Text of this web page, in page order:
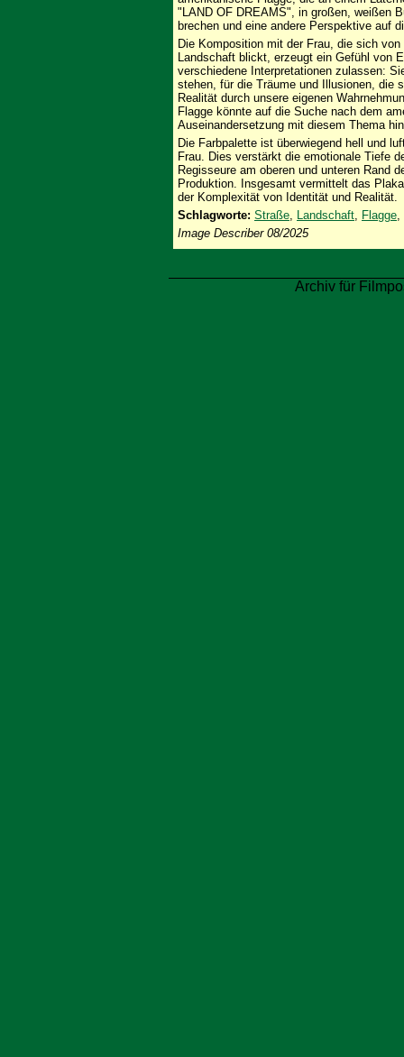
"LAND OF DREAMS", in großen, weißen
brechen und eine andere Perspektive auf
Die Komposition mit der Frau, die sich
Landschaft blickt, erzeugt ein Gefühl von
verschiedene Interpretationen zulassen:
stehen, für die Träume und Illusionen, die
Realität durch unsere eigenen
Flagge könnte auf die Suche nach dem
Auseinandersetzung mit diesem Thema
Die Farbpalette ist überwiegend hell und
Frau. Dies verstärkt die emotionale Tiefe
Regisseure am oberen und unteren Rand
Produktion. Insgesamt vermittelt das
der Komplexität von Identität und Realität.
Schlagworte: Straße, Landschaft, Flagge,
Image Describer 08/2025
Archiv für